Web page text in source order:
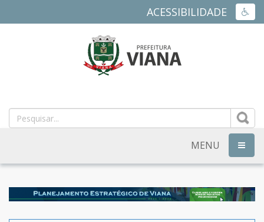
ACESSIBILIDADE
MUNICIPAL
DE
VIANA
ES
MENU